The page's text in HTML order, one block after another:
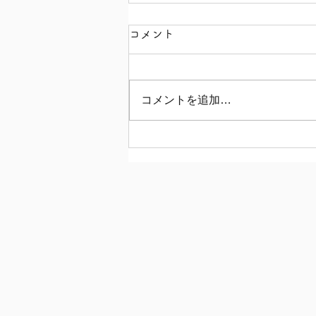
【秋川牧園 とりミニ肉ま
コメント
コメントを追加…